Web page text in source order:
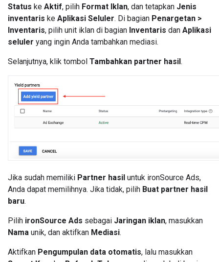
Status ke Aktif, pilih Format Iklan, dan tetapkan Jenis
inventaris ke Aplikasi Seluler. Di bagian Penargetan >
Inventaris, pilih unit iklan di bagian Inventaris dan Aplikasi
seluler yang ingin Anda tambahkan mediasi.
Selanjutnya, klik tombol Tambahkan partner hasil.
Jika sudah memiliki Partner hasil untuk ironSource Ads,
Anda dapat memilihnya. Jika tidak, pilih Buat partner hasil
baru.
Pilih ironSource Ads sebagai Jaringan iklan, masukkan
Nama unik, dan aktifkan Mediasi.
Aktifkan Pengumpulan data otomatis, lalu masukkan